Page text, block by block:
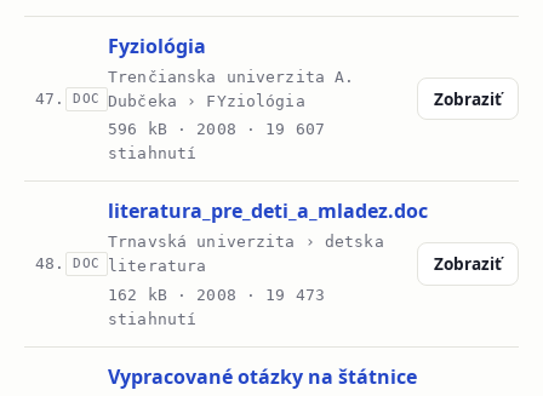
47. DOC
Fyziológia
Trenčianska univerzita A.
Dubčeka › FYziológia
596 kB · 2008 · 19 607
stiahnutí
Zobraziť
48. DOC
literatura_pre_deti_a_mladez.doc
Trnavská univerzita › detska
literatura
162 kB · 2008 · 19 473
stiahnutí
Zobraziť
Vypracované otázky na štátnice